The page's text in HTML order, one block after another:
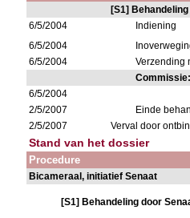
[S1]
6/5/2004
Indiening
6/5/2004
6/5/2004
Verzending
6/5/2004
2/5/2007
Einde
2/5/2007
Verval door
Stand van het dossier
Procedure
Bicameraal, initiatief Senaat
[S1] Behandeling door